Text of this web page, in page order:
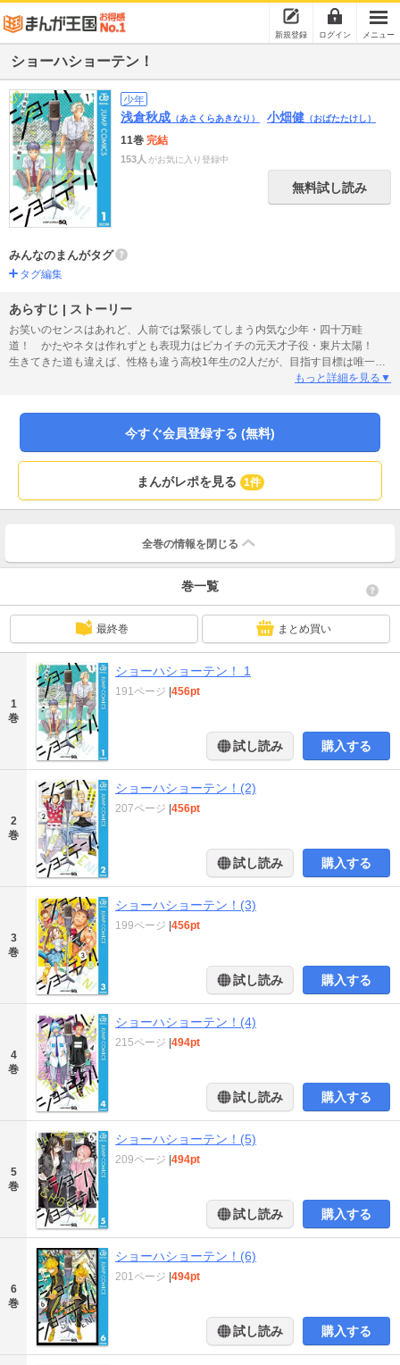
新規登録 ログイン メニュー
ショーハショーテン！
少年
浅倉秋成 （あさくらあきなり） 小畑健 （おばたたけし）
11巻 完結
153人 がお気に入り登録中
無料試し読み
みんなのまんがタグ
タグ編集
あらすじ | ストーリー
お笑いのセンスはあれど、人前では緊張してしまう内気な少年・四十万畦
道！ かたやネタは作れずとも表現力はピカイチの元天才子役・東片太陽！
生きてきた道も違えば、性格も違う高校1年生の2人だが、目指す目標は唯一
つ“お笑いの頂点”!! 全力で夢へと駆けてゆく「お笑い」青春ストーリー第1巻!!
もっと詳細を見る▼
今すぐ会員登録する (無料)
まんがレポを見る 1件
全巻の情報を 閉じる
巻一覧
最終巻 まとめ買い
1
巻
ショーハショーテン！ 1
191ページ 456pt
試し読み 購入する
2
巻
ショーハショーテン！(2)
207ページ 456pt
試し読み 購入する
3
巻
ショーハショーテン！(3)
199ページ 456pt
試し読み 購入する
4
巻
ショーハショーテン！(4)
215ページ 494pt
試し読み 購入する
5
巻
ショーハショーテン！(5)
209ページ 494pt
試し読み 購入する
6
巻
ショーハショーテン！(6)
201ページ 494pt
試し読み 購入する